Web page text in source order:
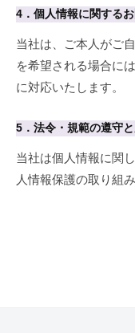
4．個人情報に関する
当社は、ご本人がご
を希望される場合に
に対応いたします。
5．法令・規範の遵守
当社は個人情報に関
人情報保護の取り組